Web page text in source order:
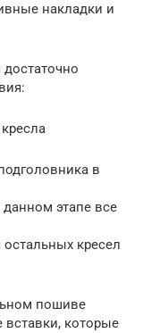
накладки и
в
этапе все
кресел
пошиве
которые